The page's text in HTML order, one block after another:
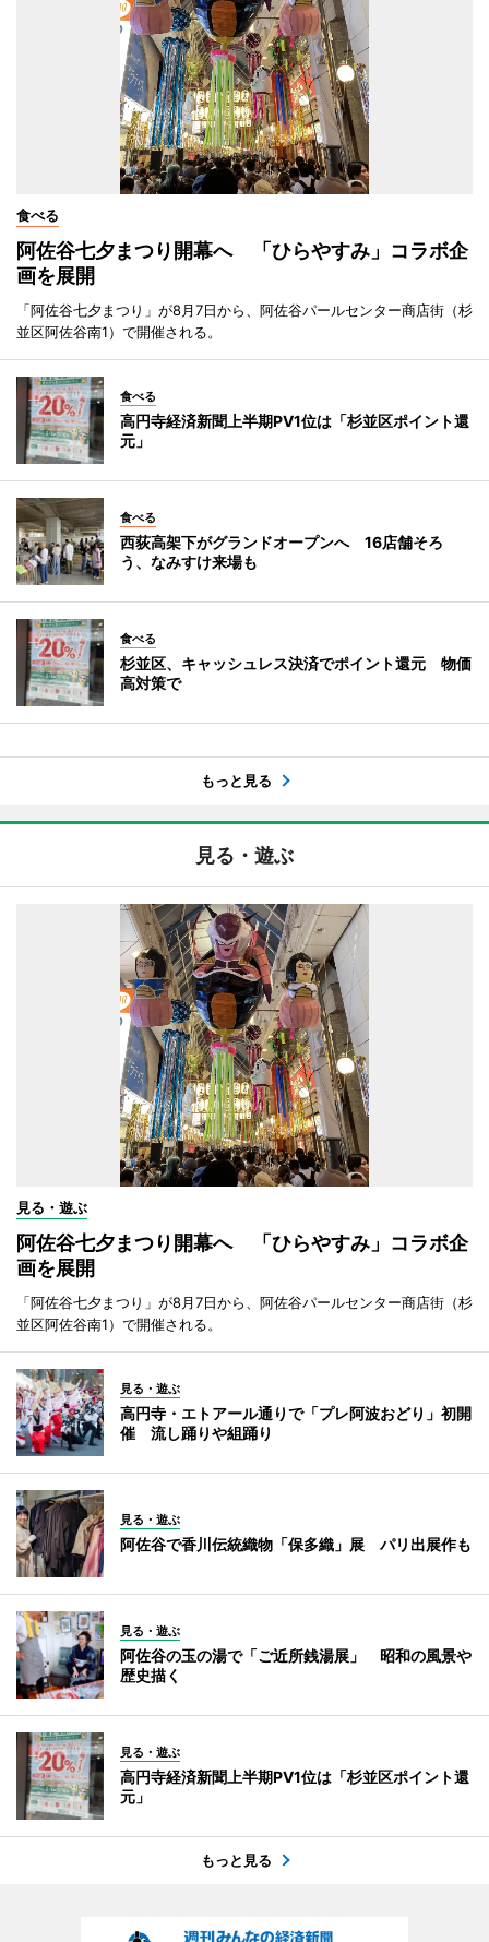
食べる
阿佐谷七夕まつり開幕へ 「ひらやすみ」コラボ企
画を展開
「阿佐谷七夕まつり」が8月7日から、阿佐谷パールセンター商店街（杉
並区阿佐谷南1）で開催される。
食べる
高円寺経済新聞上半期PV1位は「杉並区ポイント還
元」
食べる
西荻高架下がグランドオープンへ 16店舗そろ
う、なみすけ来場も
食べる
杉並区、キャッシュレス決済でポイント還元 物価
高対策で
もっと見る
見る・遊ぶ
見る・遊ぶ
阿佐谷七夕まつり開幕へ 「ひらやすみ」コラボ企
画を展開
「阿佐谷七夕まつり」が8月7日から、阿佐谷パールセンター商店街（杉
並区阿佐谷南1）で開催される。
見る・遊ぶ
高円寺・エトアール通りで「プレ阿波おどり」初開
催 流し踊りや組踊り
見る・遊ぶ
阿佐谷で香川伝統織物「保多織」展 パリ出展作も
見る・遊ぶ
阿佐谷の玉の湯で「ご近所銭湯展」 昭和の風景や
歴史描く
見る・遊ぶ
高円寺経済新聞上半期PV1位は「杉並区ポイント還
元」
もっと見る